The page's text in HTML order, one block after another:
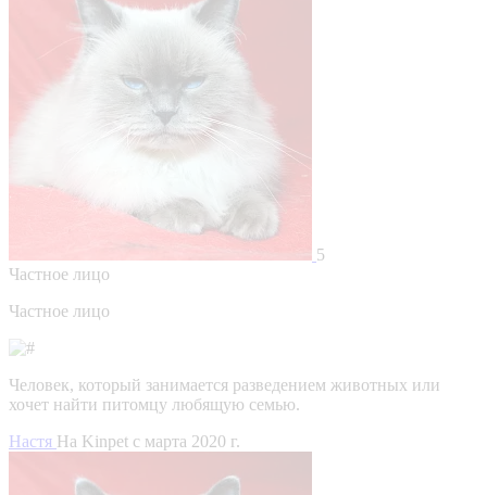
5
Частное лицо
Частное лицо
Человек, который занимается разведением животных или
хочет найти питомцу любящую семью.
Настя На Kinpet c марта 2020 г.